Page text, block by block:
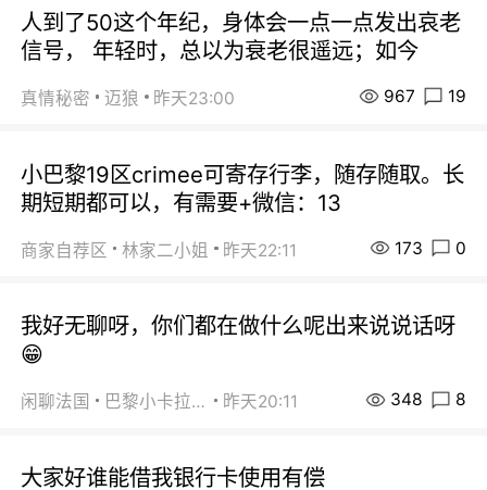
人到了50这个年纪，身体会一点一点发出哀老
信号， 年轻时，总以为衰老很遥远；如今
真情秘密 迈狼 昨天23:00 967 19
小巴黎19区crimee可寄存行李，随存随取。长
期短期都可以，有需要+微信：13
商家自荐区 林家二小姐 昨天22:11 173 0
我好无聊呀，你们都在做什么呢出来说说话呀
😁
闲聊法国 巴黎小卡拉咪 昨天20:11 348 8
大家好谁能借我银行卡使用有偿